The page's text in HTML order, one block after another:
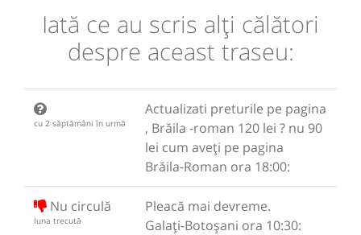
Iată ce au scris alţi călători
despre aceast traseu:
cu 2 săptămâni în urmă
Actualizati preturile pe pagina
, Brăila -roman 120 lei ? nu 90
lei cum aveți pe pagina
Brăila-Roman ora 18:00:
Nu circulă
luna trecută
Pleacă mai devreme.
Galați-Botoșani ora 10:30: